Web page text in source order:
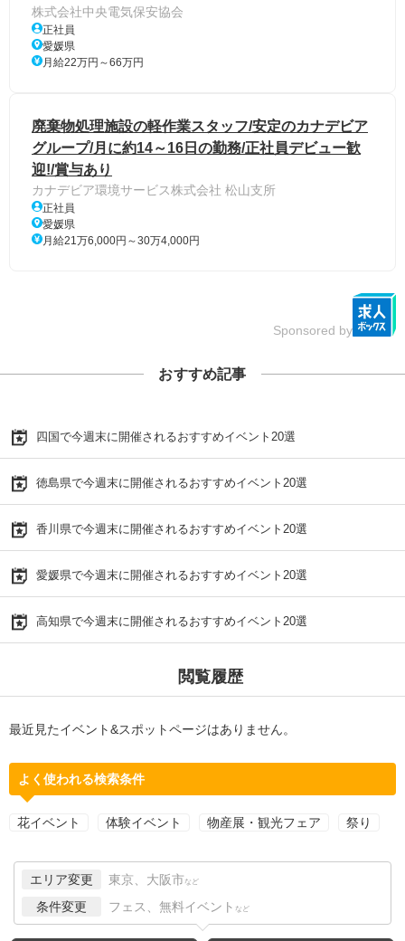
株式会社中央電気保安協会
正社員
愛媛県
月給22万円～66万円
廃棄物処理施設の軽作業スタッフ/安定のカナデビア
グループ/月に約14～16日の勤務/正社員デビュー歓
迎!/賞与あり
カナデビア環境サービス株式会社 松山支所
正社員
愛媛県
月給21万6,000円～30万4,000円
Sponsored by
おすすめ記事
四国で今週末に開催されるおすすめイベント20選
徳島県で今週末に開催されるおすすめイベント20選
香川県で今週末に開催されるおすすめイベント20選
愛媛県で今週末に開催されるおすすめイベント20選
高知県で今週末に開催されるおすすめイベント20選
閲覧履歴
最近見たイベント&スポットページはありません。
よく使われる検索条件
花イベント 体験イベント 物産展・観光フェア 祭り
エリア変更 東京、大阪市 など
条件変更 フェス、無料イベント など